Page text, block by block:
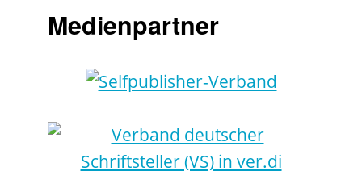
Medienpartner